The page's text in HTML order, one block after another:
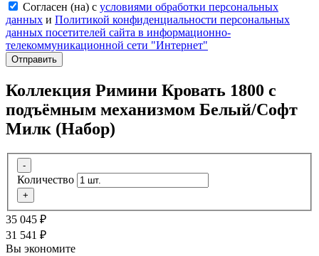
Согласен (на) с условиями обработки персональных
данных и Политикой конфиденциальности персональных
данных посетителей сайта в информационно-
телекоммуникационной сети "Интернет"
Отправить
Коллекция Римини Кровать 1800 с
подъёмным механизмом Белый/Софт
Милк (Набор)
-
Количество
+
35 045 ₽
31 541 ₽
Вы экономите